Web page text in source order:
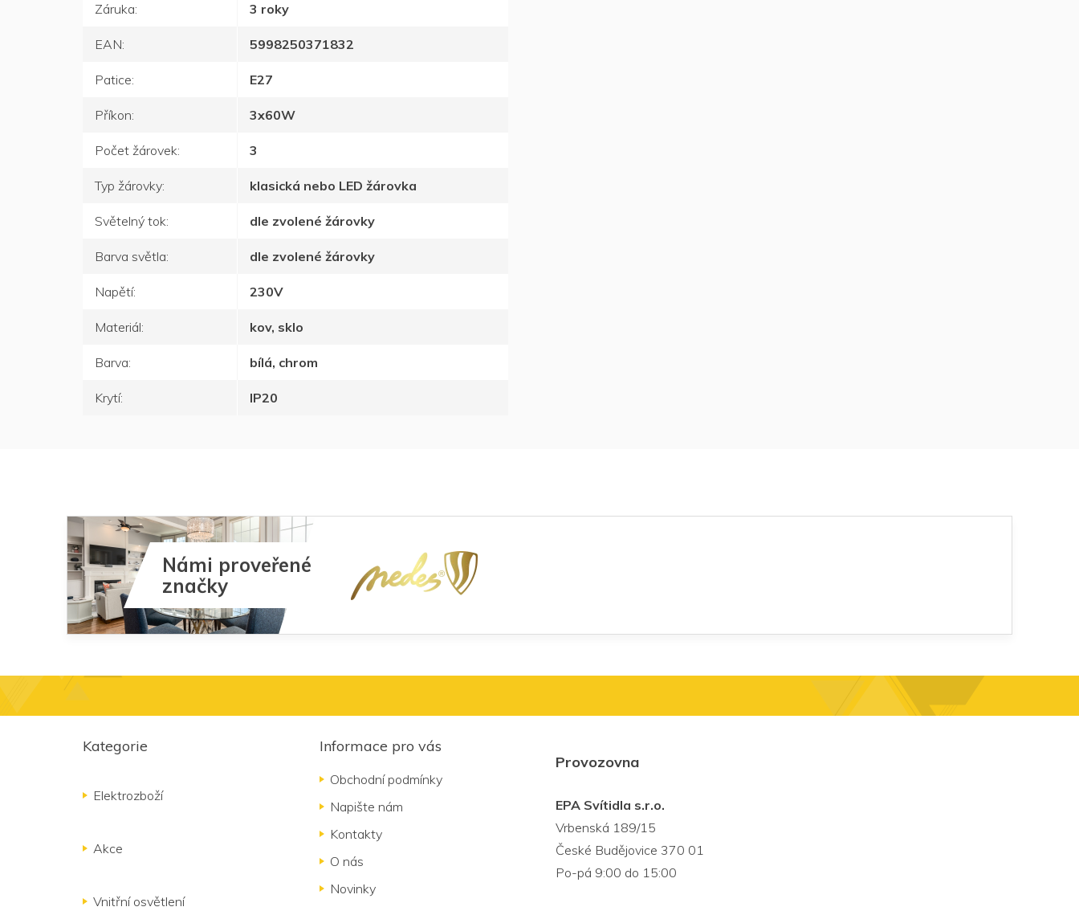
Záruka: 3 roky
EAN: 5998250371832
Patice: E27
Příkon: 3x60W
Počet žárovek: 3
Typ žárovky: klasická nebo LED žárovka
Světelný tok: dle zvolené žárovky
Barva světla: dle zvolené žárovky
Napětí: 230V
Materiál: kov, sklo
Barva: bílá, chrom
Krytí: IP20
Námi proveřené
značky
Kategorie
Elektrozboží
Akce
Vnitřní osvětlení
Informace pro vás
Obchodní podmínky
Napište nám
Kontakty
O nás
Novinky
Provozovna
EPA Svítidla s.r.o.
Vrbenská 189/15
České Budějovice 370 01
Po-pá 9:00 do 15:00